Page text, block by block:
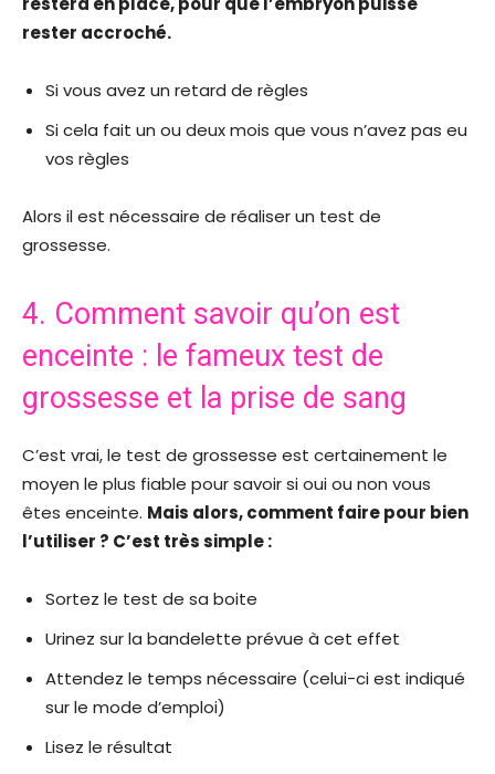
rester accroché.
Si vous avez un retard de règles
Si cela fait un ou deux mois que vous n’avez pas eu
vos règles
Alors il est nécessaire de réaliser un test de
grossesse.
4. Comment savoir qu’on est
enceinte : le fameux test de
grossesse et la prise de sang
C’est vrai, le test de grossesse est certainement le
moyen le plus fiable pour savoir si oui ou non vous
êtes enceinte. Mais alors, comment faire pour bien
l’utiliser ? C’est très simple :
Sortez le test de sa boite
Urinez sur la bandelette prévue à cet effet
Attendez le temps nécessaire (celui-ci est indiqué
sur le mode d’emploi)
Lisez le résultat